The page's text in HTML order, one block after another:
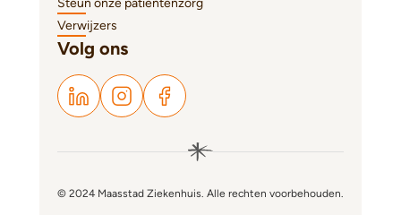
Steun onze patiëntenzorg
Verwijzers
Volg ons
© 2024 Maasstad Ziekenhuis. Alle rechten voorbehouden.